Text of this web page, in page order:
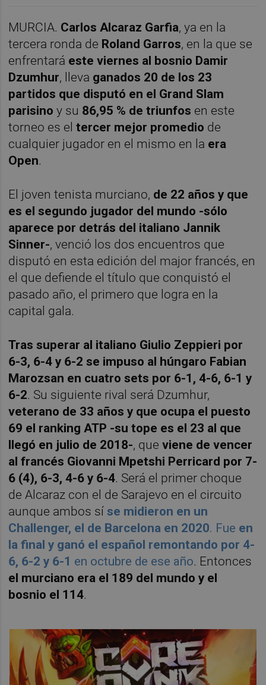
MURCIA. Carlos Alcaraz Garfia, ya en la
tercera ronda de Roland Garros, en la que se
enfrentará este viernes al bosnio Damir
Dzumhur, lleva ganados 20 de los 23
partidos que disputó en el Grand Slam
parisinoy su 86,95 % de triunfos en este
torneo es eltercer mejor promedio de
cualquier jugador en el mismo en la era
Open.
El joven tenista murciano, de 22 años y que
es el segundo jugador del mundo -sólo
aparece por detrás del italiano Jannik
Sinner-, venció los dos encuentros que
disputó en esta edición del major francés, en
el que defiende el título que conquistó el
pasado año, el primero que logra en la
capital gala.
Tras superar al italiano Giulio Zeppieri por
6-3, 6-4 y 6-2 se impuso al húngaro Fabian
Marozsan en cuatro sets por 6-1, 4-6, 6-1 y
6-2. Su siguiente rival será Dzumhur,
veterano de 33 años y que ocupa el puesto
69 el ranking ATP -su tope es el 23 al que
llegó en julio de 2018-, queviene de vencer
al francés Giovanni Mpetshi Perricard por 7-
6 (4), 6-3, 4-6 y 6-4. Será el primer choque
de Alcaraz con el de Sarajevo en el circuito
aunque ambos síse midieron en un
Challenger, el de Barcelona en 2020. Fue en
la final y ganó el español remontando por 4-
6, 6-2 y 6-1 en octubre de ese año. Entonces
el murciano era el 189 del mundo y el
bosnio el 114.